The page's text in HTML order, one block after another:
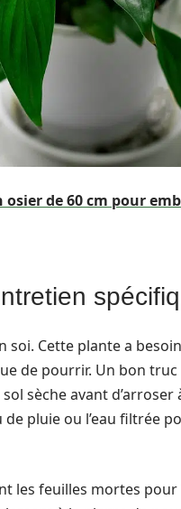
osier de 60 cm pour
soi. Cette plante a
de pourrir. Un bon
sèche avant d’arroser
pluie ou l’eau filtrée
les feuilles mortes